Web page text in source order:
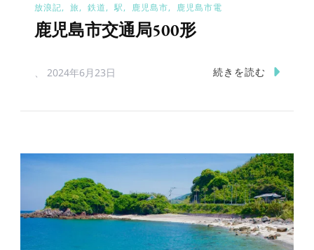
放浪記 旅 鉄道 駅 鹿児島市 鹿児島市電
鹿児島市交通局500形
、 2024年6月23日 続きを読む